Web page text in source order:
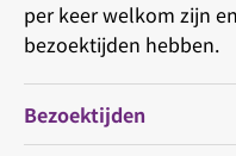
per keer welkom zijn
bezoektijden hebben.
Bezoektijden